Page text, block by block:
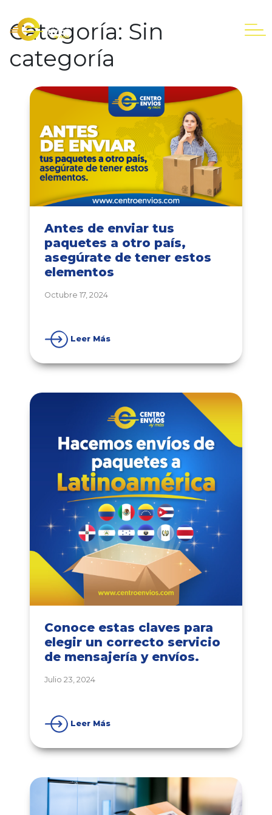
Categoría: Sin
categoría
Antes de enviar tus
paquetes a otro país,
asegúrate de tener estos
elementos
Octubre 17, 2024
Leer Más
Conoce estas claves para
elegir un correcto servicio
de mensajería y envíos.
Julio 23, 2024
Leer Más